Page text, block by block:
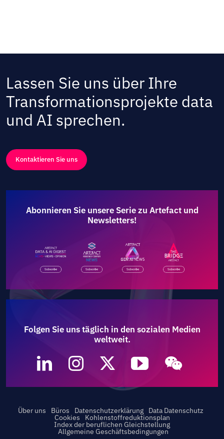
Lassen Sie uns über Ihre
Transformationsprojekte data
und AI sprechen.
Kontaktieren Sie uns
Abonnieren Sie unsere Serie zu Artefact und
Newsletters!
Folgen Sie uns täglich in den sozialen Medien
weltweit.
Über uns Büros Datenschutzerklärung Data Datenschutz
Cookies Kohlenstoffreduktionsplan
Index der beruflichen Gleichstellung
Allgemeine Geschäftsbedingungen